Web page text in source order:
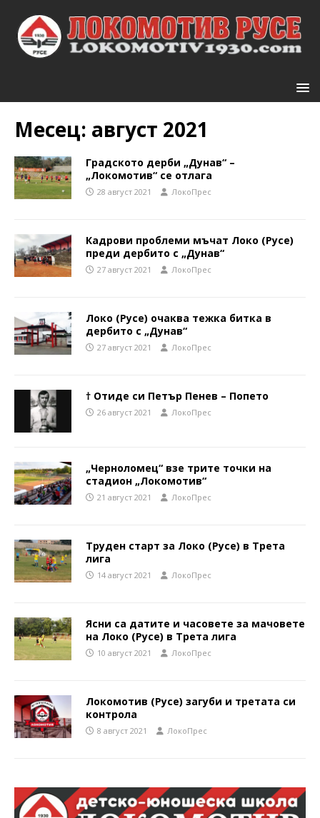
Месец: август 2021
Градското дерби „Дунав“ –
„Локомотив“ се отлага
28 август 2021 ЛокоПрес
Кадрови проблеми мъчат Локо (Русе)
преди дербито с „Дунав“
27 август 2021 ЛокоПрес
Локо (Русе) очаква тежка битка в
дербито с „Дунав“
27 август 2021 ЛокоПрес
† Отиде си Петър Пенев – Попето
26 август 2021 ЛокоПрес
„Черноломец“ взе трите точки на
стадион „Локомотив“
21 август 2021 ЛокоПрес
Труден старт за Локо (Русе) в Трета
лига
14 август 2021 ЛокоПрес
Ясни са датите и часовете за мачовете
на Локо (Русе) в Трета лига
10 август 2021 ЛокоПрес
Локомотив (Русе) загуби и третата си
контрола
8 август 2021 ЛокоПрес